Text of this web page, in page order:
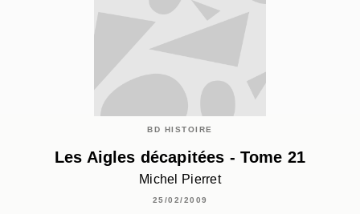
BD HISTOIRE
Les Aigles décapitées - Tome 21
Michel Pierret
25/02/2009